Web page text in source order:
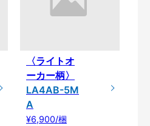
〈ライトオ
ーカー柄〉
LA4AB-5M
A
¥6,900/梱